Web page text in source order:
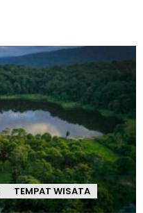
TEMPAT WISATA